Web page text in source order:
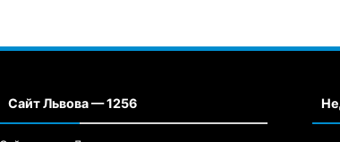
Сайт Львова — 1256